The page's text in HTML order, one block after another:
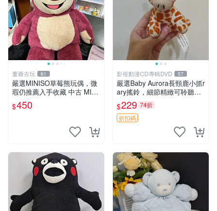
董爺古玩 61
嚴選MINISO草莓熊玩偶，微
瑕仍推薦入手收藏 中古 MINI
SO 草莓熊 玩具 收藏
$450
影視動漫CD專輯DVD 57
嚴選Baby Aurora長頸鹿小抓r
ary搖鈴，細節精緻可聆聽清
脆鈴音 軟萌可愛 定制紀念 金
屬搖鈴 新手媽咪推薦 長頸鹿
抓rary 搖鈴
$229 74折
折扣碼